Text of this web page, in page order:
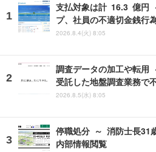
支払対象は計 16.3 億円
プ、社員の不適切金銭行
2026.8.4(火) 8:05
調査データの加工や転用
受託した地盤調査業務で
2026.8.5(水) 8:05
停職処分 ～ 消防士長31
内部情報閲覧